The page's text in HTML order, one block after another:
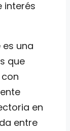
interés
es una
que
en
entre